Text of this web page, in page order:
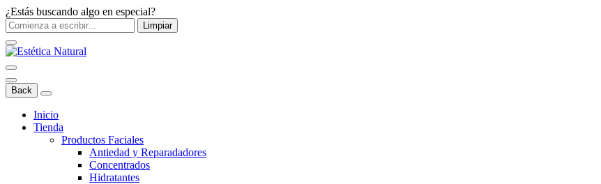
¿Estás buscando algo en especial?
Limpiar
Back
Inicio
Tienda
Productos Faciales
Antiedad y Reparadadores
Concentrados
Hidratantes